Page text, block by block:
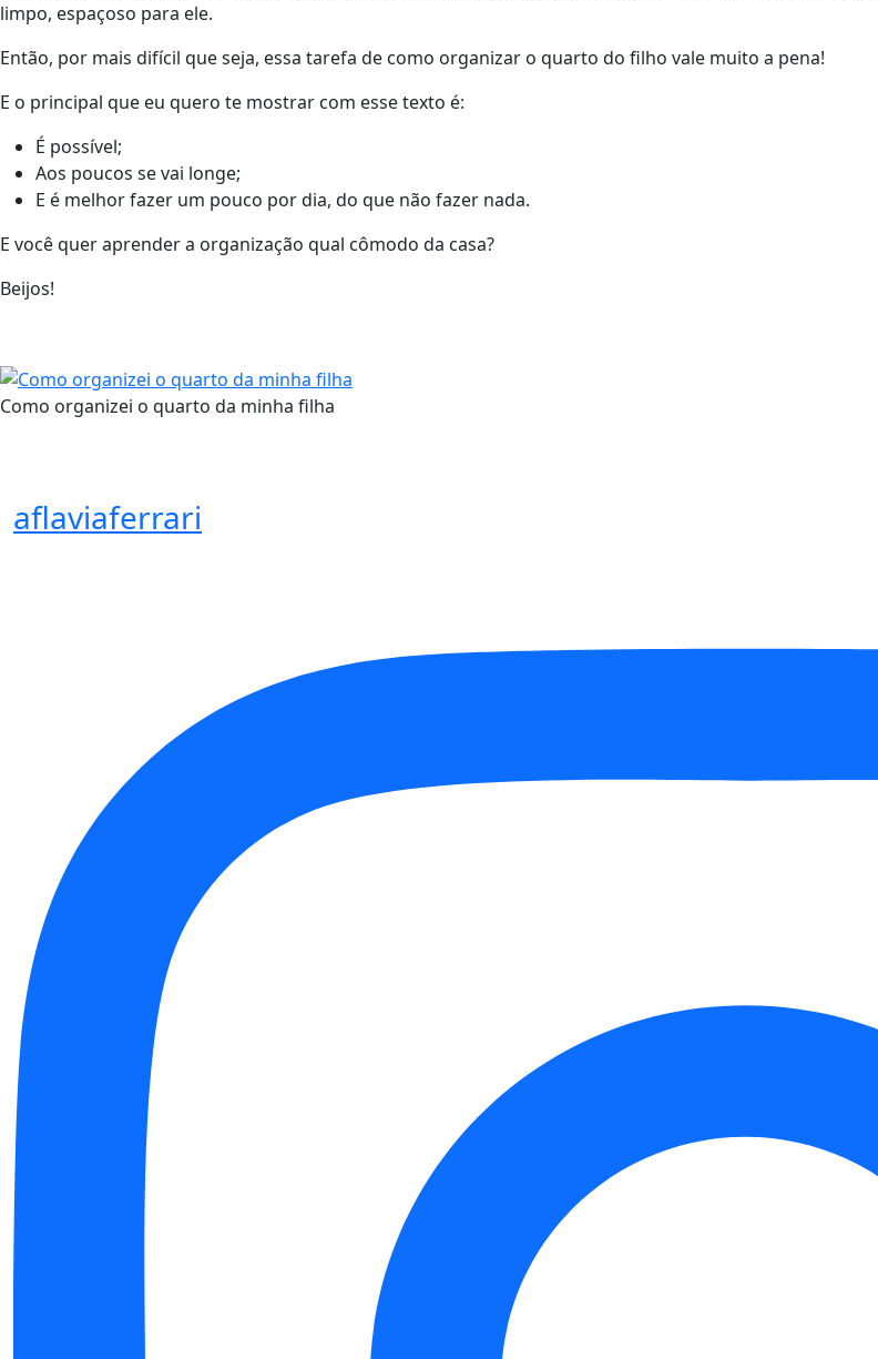
limpo, espaçoso para ele.
Então, por mais difícil que seja, essa tarefa de como organizar o quarto do filho vale muito a pena!
E o principal que eu quero te mostrar com esse texto é:
É possível;
Aos poucos se vai longe;
E é melhor fazer um pouco por dia, do que não fazer nada.
E você quer aprender a organização qual cômodo da casa?
Beijos!
Como organizei o quarto da minha filha
aflaviaferrari